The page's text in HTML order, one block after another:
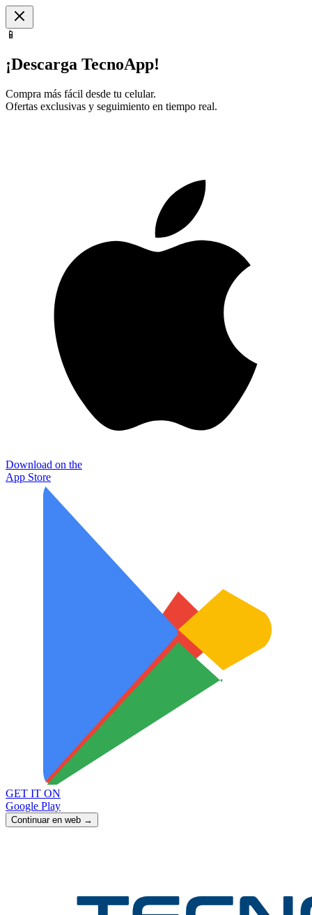
📱
¡Descarga TecnoApp!
Compra más fácil desde tu celular.
Ofertas exclusivas y seguimiento en tiempo real.
Download on the
App Store
GET IT ON
Google Play
Continuar en web →